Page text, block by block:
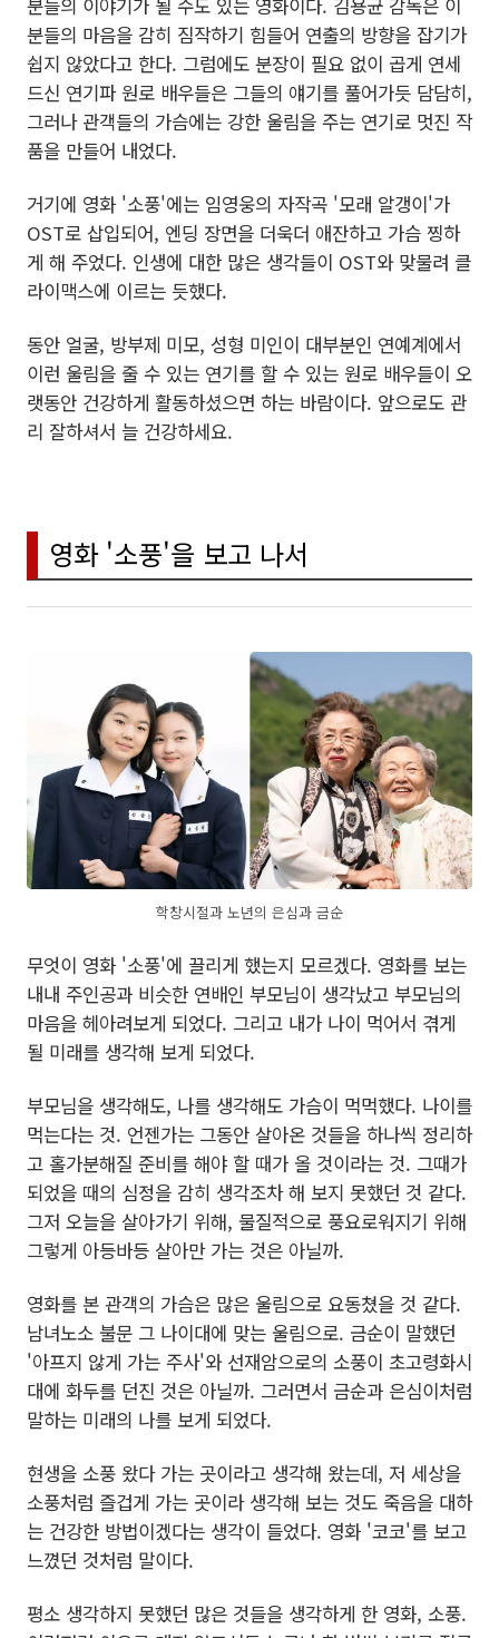
분들의 이야기가 될 수도 있는 영화이다. 김용균 감독은 이
분들의 마음을 감히 짐작하기 힘들어 연출의 방향을 잡기가
쉽지 않았다고 한다. 그럼에도 분장이 필요 없이 곱게 연세
드신 연기파 원로 배우들은 그들의 얘기를 풀어가듯 담담히,
그러나 관객들의 가슴에는 강한 울림을 주는 연기로 멋진 작
품을 만들어 내었다.
거기에 영화 '소풍'에는 임영웅의 자작곡 '모래 알갱이'가
OST로 삽입되어, 엔딩 장면을 더욱더 애잔하고 가슴 찡하
게 해 주었다. 인생에 대한 많은 생각들이 OST와 맞물려 클
라이맥스에 이르는 듯했다.
동안 얼굴, 방부제 미모, 성형 미인이 대부분인 연예계에서
이런 울림을 줄 수 있는 연기를 할 수 있는 원로 배우들이 오
랫동안 건강하게 활동하셨으면 하는 바람이다. 앞으로도 관
리 잘하셔서 늘 건강하세요.
영화 '소풍'을 보고 나서
학창시절과 노년의 은심과 금순
무엇이 영화 '소풍'에 끌리게 했는지 모르겠다. 영화를 보는
내내 주인공과 비슷한 연배인 부모님이 생각났고 부모님의
마음을 헤아려보게 되었다. 그리고 내가 나이 먹어서 겪게
될 미래를 생각해 보게 되었다.
부모님을 생각해도, 나를 생각해도 가슴이 먹먹했다. 나이를
먹는다는 것. 언젠가는 그동안 살아온 것들을 하나씩 정리하
고 홀가분해질 준비를 해야 할 때가 올 것이라는 것. 그때가
되었을 때의 심정을 감히 생각조차 해 보지 못했던 것 같다.
그저 오늘을 살아가기 위해, 물질적으로 풍요로워지기 위해
그렇게 아등바등 살아만 가는 것은 아닐까.
영화를 본 관객의 가슴은 많은 울림으로 요동쳤을 것 같다.
남녀노소 불문 그 나이대에 맞는 울림으로. 금순이 말했던
'아프지 않게 가는 주사'와 선재암으로의 소풍이 초고령화시
대에 화두를 던진 것은 아닐까. 그러면서 금순과 은심이처럼
말하는 미래의 나를 보게 되었다.
현생을 소풍 왔다 가는 곳이라고 생각해 왔는데, 저 세상을
소풍처럼 즐겁게 가는 곳이라 생각해 보는 것도 죽음을 대하
는 건강한 방법이겠다는 생각이 들었다. 영화 '코코'를 보고
느꼈던 것처럼 말이다.
평소 생각하지 못했던 많은 것들을 생각하게 한 영화, 소풍.